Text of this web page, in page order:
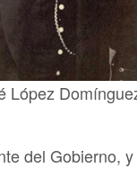
López
del Gobierno,